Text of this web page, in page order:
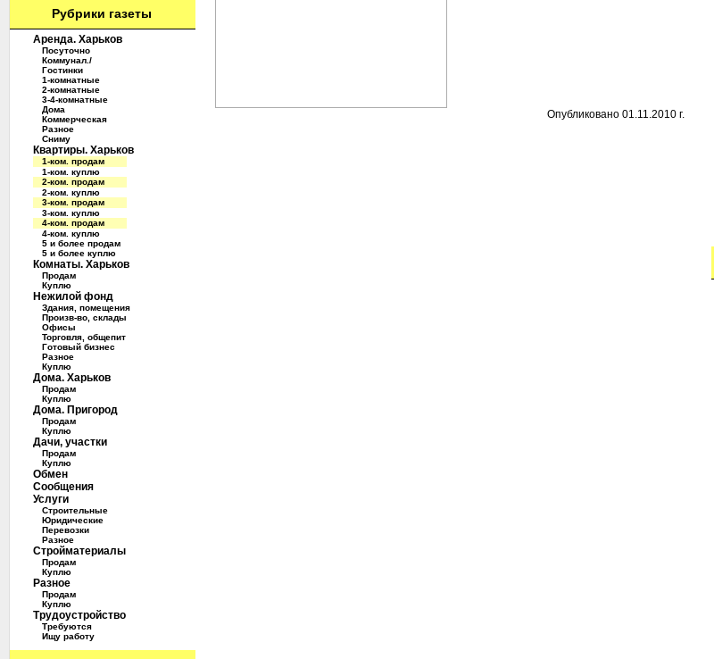
Рубрики газеты
Аренда. Харьков
Посуточно
Коммунал./
Гостинки
1-комнатные
2-комнатные
3-4-комнатные
Дома
Коммерческая
Разное
Сниму
Квартиры. Харьков
1-ком. продам
1-ком. куплю
2-ком. продам
2-ком. куплю
3-ком. продам
3-ком. куплю
4-ком. продам
4-ком. куплю
5 и более продам
5 и более куплю
Комнаты. Харьков
Продам
Куплю
Нежилой фонд
Здания, помещения
Произв-во, склады
Офисы
Торговля, общепит
Готовый бизнес
Разное
Куплю
Дома. Харьков
Продам
Куплю
Дома. Пригород
Продам
Куплю
Дачи, участки
Продам
Куплю
Обмен
Сообщения
Услуги
Строительные
Юридические
Перевозки
Разное
Стройматериалы
Продам
Куплю
Разное
Продам
Куплю
Трудоустройство
Требуются
Ищу работу
Опубликовано 01.11.2010 г.